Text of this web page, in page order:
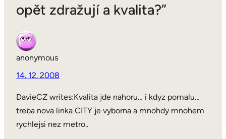
opět zdražují a kvalita?”
anonymous
14. 12. 2008
DavieCZ writes:Kvalita jde nahoru… i kdyz pomalu…
treba nova linka CITY je vyborna a mnohdy mnohem
rychlejsi nez metro..